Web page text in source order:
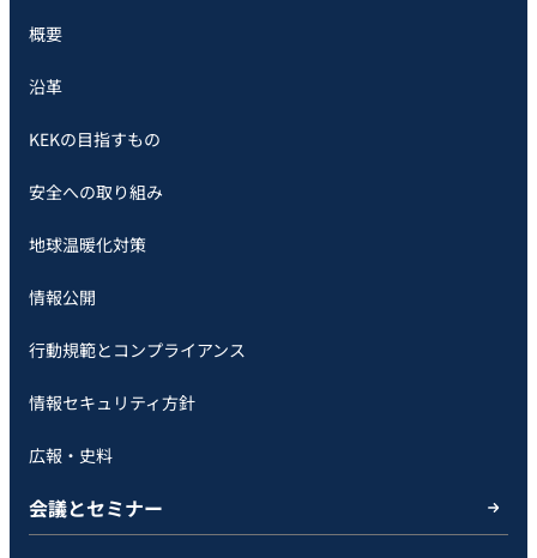
概要
沿革
KEKの目指すもの
安全への取り組み
地球温暖化対策
情報公開
行動規範とコンプライアンス
情報セキュリティ方針
広報・史料
会議とセミナー